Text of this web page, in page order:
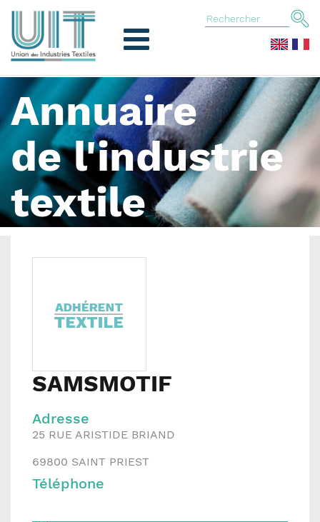
Annuaire
de l'industrie
textile
SAMSMOTIF
Adresse
25 RUE ARISTIDE BRIAND
69800 SAINT PRIEST
Téléphone